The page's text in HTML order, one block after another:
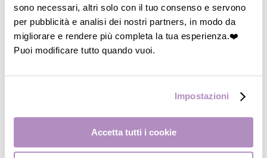
sono necessari, altri solo con il tuo consenso e servono
per pubblicità e analisi dei nostri partners, in modo da
migliorare e rendere più completa la tua esperienza.❤️
Puoi modificare tutto quando vuoi.
Impostazioni
Accetta tutti i cookie
―Biberon
―
Tettarelle
―Succhietti
Conservalatte Materno
―Massaggiagengive